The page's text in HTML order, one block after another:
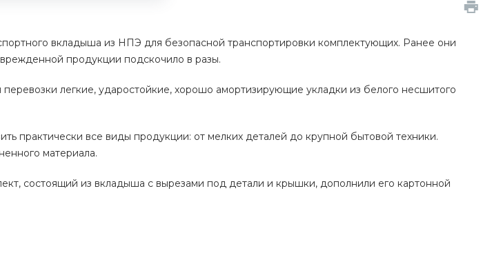
вкладыша из НПЭ для безопасной транспортировки комплектующих. Ранее они
продукции подскочило в разы.
легкие, ударостойкие, хорошо амортизирующие укладки из белого несшитого
практически все виды продукции: от мелких деталей до крупной бытовой техники.
материала.
состоящий из вкладыша с вырезами под детали и крышки, дополнили его картонной